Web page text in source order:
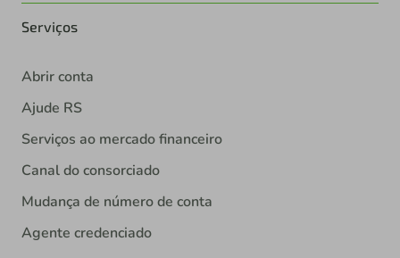
Serviços
Abrir conta
Ajude RS
Serviços ao mercado financeiro
Canal do consorciado
Mudança de número de conta
Agente credenciado